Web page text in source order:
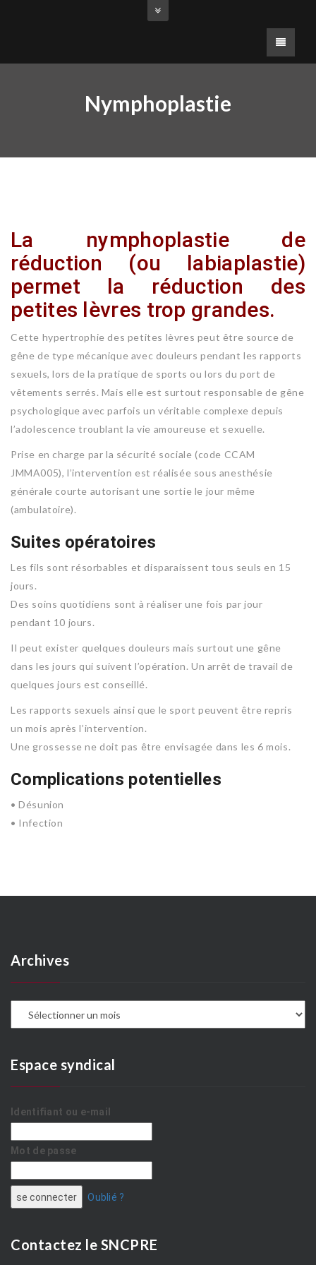
Nymphoplastie
La nymphoplastie de
réduction (ou labiaplastie)
permet la réduction des
petites lèvres trop grandes.
Cette hypertrophie des petites lèvres peut être source de
gêne de type mécanique avec douleurs pendant les rapports
sexuels, lors de la pratique de sports ou lors du port de
vêtements serrés. Mais elle est surtout responsable de gêne
psychologique avec parfois un véritable complexe depuis
l’adolescence troublant la vie amoureuse et sexuelle.
Prise en charge par la sécurité sociale (code CCAM
JMMA005), l’intervention est réalisée sous anesthésie
générale courte autorisant une sortie le jour même
(ambulatoire).
Suites opératoires
Les fils sont résorbables et disparaissent tous seuls en 15
jours.
Des soins quotidiens sont à réaliser une fois par jour
pendant 10 jours.
Il peut exister quelques douleurs mais surtout une gêne
dans les jours qui suivent l’opération. Un arrêt de travail de
quelques jours est conseillé.
Les rapports sexuels ainsi que le sport peuvent être repris
un mois après l’intervention.
Une grossesse ne doit pas être envisagée dans les 6 mois.
Complications potentielles
• Désunion
• Infection
Archives
Espace syndical
Identifiant ou e-mail
Mot de passe
Oublié ?
Contactez le SNCPRE